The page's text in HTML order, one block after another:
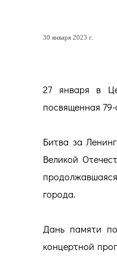
30 января 2023 г.
27 января в
посвященная
Битва за
Великой
города.
Дань памяти
концертной